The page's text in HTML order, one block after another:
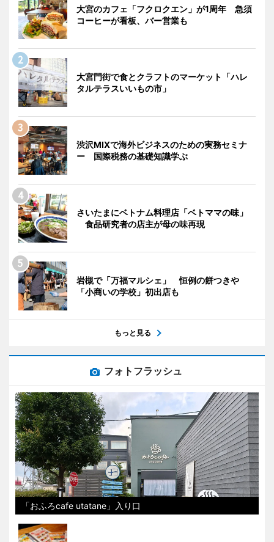
大宮のカフェ「フクロクエン」が1周年 急須
コーヒーが看板、バー営業も
大宮門街で食とクラフトのマーケット「ハレ
タルテラスいいもの市」
渋沢MIXで海外ビジネスのための実務セミナ
ー 国際税務の基礎知識学ぶ
さいたまにベトナム料理店「ベトママの味」
食品研究者の店主が母の味再現
岩槻で「万福マルシェ」 恒例の餅つきや
「小商いの学校」初出店も
もっと見る
フォトフラッシュ
「おふろcafe utatane」入り口